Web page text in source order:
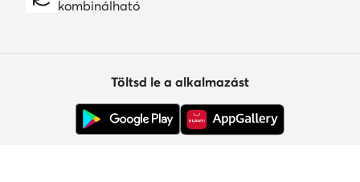
kombinálható
Töltsd le a alkalmazást